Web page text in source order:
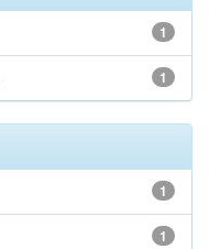
1
1
1
1